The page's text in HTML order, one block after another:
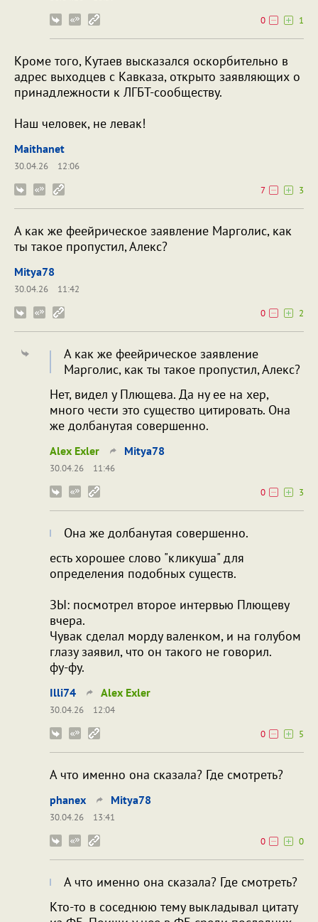
0
1
Кроме того, Кутаев высказался оскорбительно в
адрес выходцев с Кавказа, открыто заявляющих о
принадлежности к ЛГБТ-сообществу.
Наш человек, не левак!
Maithanet
30.04.26
12:06
7
3
А как же феейрическое заявление Марголис, как
ты такое пропустил, Алекс?
Mitya78
30.04.26
11:42
0
2
А как же феейрическое заявление
Марголис, как ты такое пропустил, Алекс?
Нет, видел у Плющева. Да ну ее на хер,
много чести это существо цитировать. Она
же долбанутая совершенно.
Alex Exler Mitya78
30.04.26
11:46
0
3
Она же долбанутая совершенно.
есть хорошее слово "кликуша" для
определения подобных существ.
ЗЫ: посмотрел второе интервью Плющеву
вчера.
Чувак сделал морду валенком, и на голубом
глазу заявил, что он такого не говорил.
фу-фу.
Illi74 Alex Exler
30.04.26
12:04
0
5
А что именно она сказала? Где смотреть?
phanex Mitya78
30.04.26
13:41
0
0
А что именно она сказала? Где смотреть?
Кто-то в соседнюю тему выкладывал цитату